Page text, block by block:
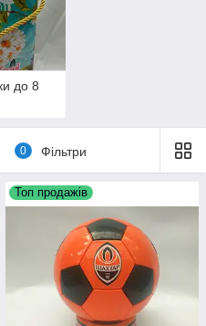
Новорічні
сюрпризами!
до 8
0 Фільтри
Топ продажів